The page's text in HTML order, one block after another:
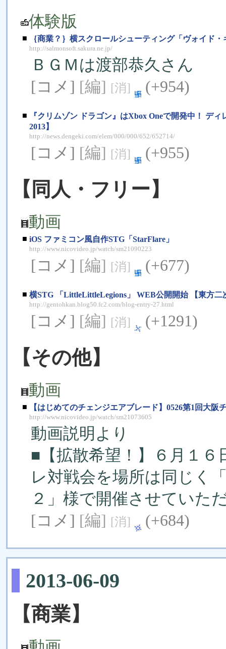
体験版
■ ｛商業？｝横スクロールシューティング「ヴォイド・
http://salmonsoft.sakura.ne.jp/
ＢＧＭは渡部恭久さん
[コメ] [編] [消] (+954)
■
『クリムゾン ドラゴン』はXbox Oneで開発中！ デ
2013】
http://news.dengeki.com/elem/000/000/652/652714/
[コメ] [編] [消] (+955)
【同人・フリー】
動画
■ iOS ファミコン風自作STG「StarFlare」
http://www.nicovideo.jp/watch/sm21090223
[コメ] [編] [消] (+677)
■ 横STG 「LittleLittleLegions」 WEB公開開始 【東方二
http://gentohkan.blog50.fc2.com/blog-entry-27.html
[コメ] [編] [消] (+1291)
【その他】
動画
■ 【はじめてのチェンジエアブレード】0526第1回大阪
http://www.nicovideo.jp/watch/sm21073605
動画説明より
■【拡散希望！】６月１
レ対戦会を場所は同じ
２」様で開催させていた
[コメ] [編] [消] (+684)
2013-06-09
【商業】